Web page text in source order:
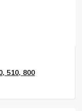
510, 800